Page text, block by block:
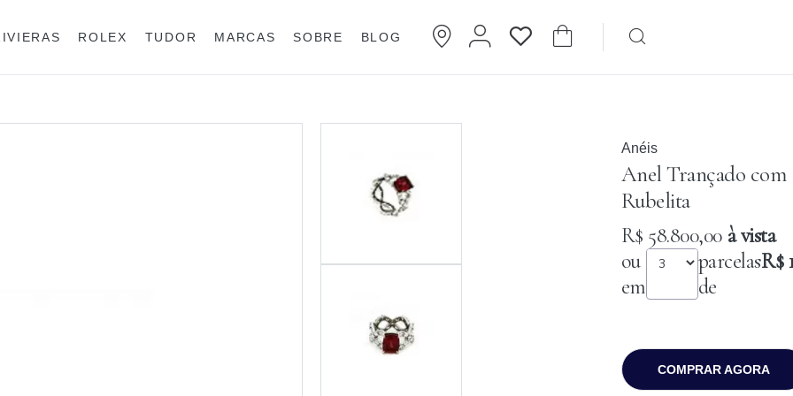
MARCAS SOBRE
ROLEX TUDOR BLOG
Anéis
Anel Trançado com
Rubelita
R$ 58.800,00 à vista
ou
em
parcelas
de
R$
COMPRAR AGORA